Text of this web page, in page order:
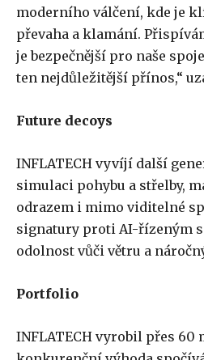
moderního válčení, kde je
převaha a klamání.
je bezpečnější pro naše
ten nejdůležitější přínos,“
Future decoys
INFLATECH vyvíjí další
simulaci pohybu a střelby,
odrazem i mimo viditelné
signatury proti AI-řízeným
odolnost vůči větru a
Portfolio
INFLATECH vyrobil přes 60